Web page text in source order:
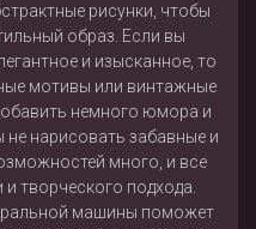
рисунки, чтобы
образ. Если вы
и изысканное, то
мотивы или винтажные
немного юмора и
нарисовать забавные и
много, и все
творческого подхода.
машины поможет